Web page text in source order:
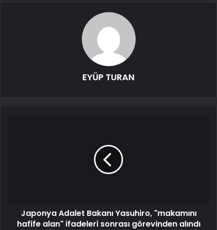
EYÜP TURAN
Japonya Adalet Bakanı Yasuhiro, "makamını
hafife alan" ifadeleri sonrası görevinden alındı